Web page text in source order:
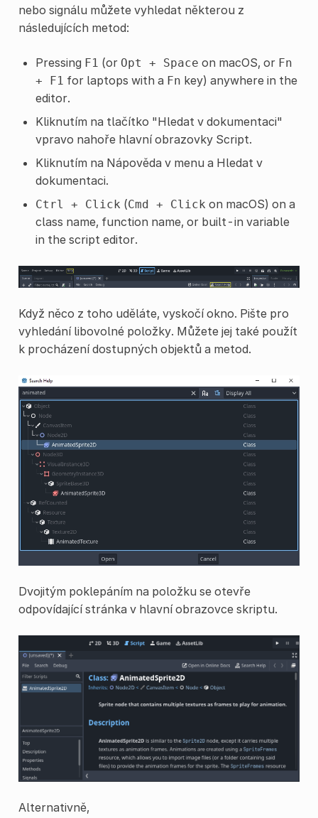
nebo signálu můžete vyhledat některou z
následujících metod:
Pressing F1 (or Opt + Space on macOS, or Fn
+
F1 for laptops with a Fn key) anywhere in the
editor.
Kliknutím na tlačítko "Hledat v dokumentaci"
vpravo nahoře hlavní obrazovky Script.
Kliknutím na Nápověda v menu a Hledat v
dokumentaci.
Ctrl + Click (Cmd + Click on macOS) on a
class name, function name, or built-in variable
in the script editor.
Když něco z toho uděláte, vyskočí okno. Pište pro
vyhledání libovolné položky. Můžete jej také použít
k procházení dostupných objektů a metod.
Dvojitým poklepáním na položku se otevře
odpovídající stránka v hlavní obrazovce skriptu.
Alternativně,